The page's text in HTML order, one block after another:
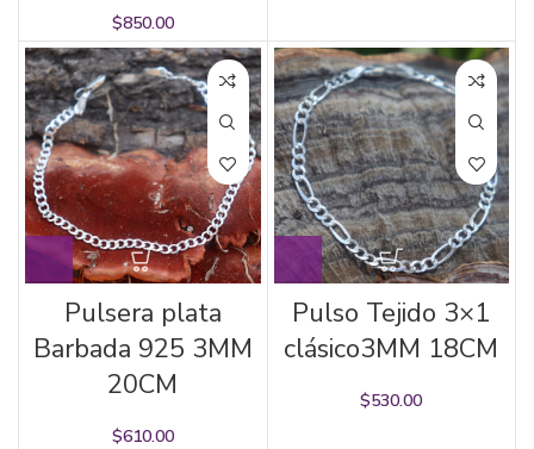
$850.00
Pulsera plata
Barbada 925 3MM
20CM
$610.00
Pulso Tejido 3×1
clásico3MM 18CM
$530.00